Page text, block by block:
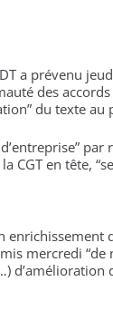
a prévenu
des
du texte au
CGT en tête,
mercredi
d’amélioration